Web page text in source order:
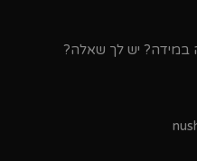
במידה? יש לך שאלה?